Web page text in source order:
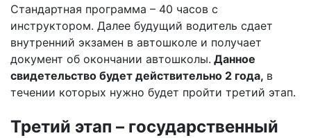
Стандартная программа – 40 часов с
инструктором. Далее будущий водитель сдает
внутренний экзамен в автошколе и получает
документ об окончании автошколы. Данное
свидетельство будет действительно 2 года, в
течении которых нужно будет пройти третий этап.
Третий этап – государственный